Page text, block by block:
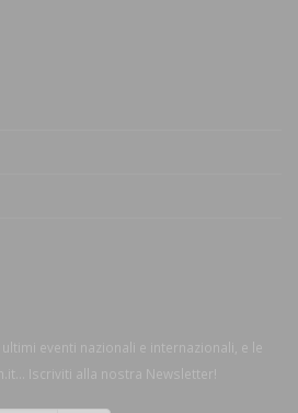
eventi nazionali e internazionali, e le
Iscriviti alla nostra Newsletter!